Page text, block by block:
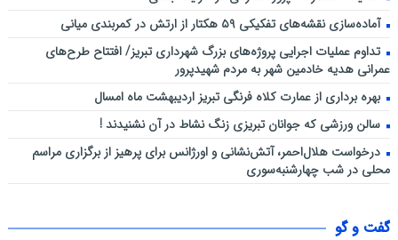
آماده‌سازی نقشه‌های تفکیکی ۵۹ هکتار از ارتش در کمربندی میانی
تداوم عملیات اجرایی پروژه‌های بزرگ شهرداری تبریز/ افتتاح طرح‌های
عمرانی هدیه خادمین شهر به مردم شهیدپرور
بهره برداری از عمارت کلاه فرنگی تبریز اردیبهشت ماه امسال
سالن ورزشی که جوانان تبریزی زنگ نشاط در آن نشنیدند !
درخواست هلال‌احمر، آتش‌نشانی و اورژانس برای پرهیز از برگزاری مراسم
محلی در شب چهارشنبه‌سوری
گفت و گو